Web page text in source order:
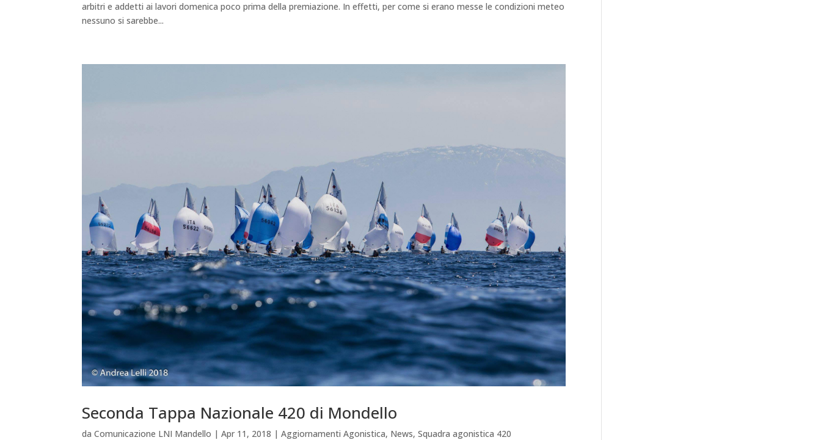
arbitri e addetti ai lavori domenica poco prima della premiazione. In effetti, per come si erano messe le condizioni meteo
nessuno si sarebbe...
Seconda Tappa Nazionale 420 di Mondello
daComunicazione LNI Mandello |Apr 11, 2018 |Aggiornamenti Agonistica, News,Squadra agonistica 420